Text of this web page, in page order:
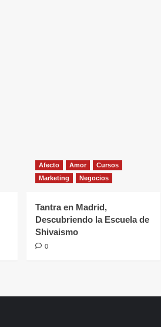
Afecto Amor
Cursos
Marketing
Negocios
Tantra en Madrid,
Descubriendo la Escuela de
Shivaismo
0